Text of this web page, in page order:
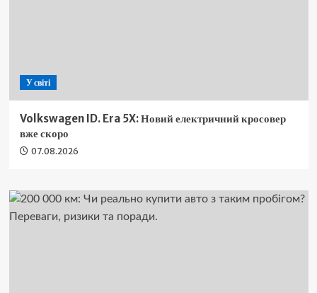
У світі
Volkswagen ID. Era 5X: Новий електричний кросовер
вже скоро
07.08.2026